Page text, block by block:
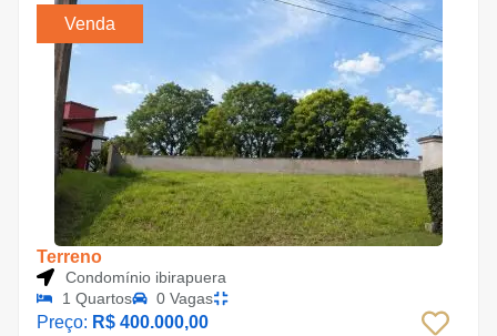
Venda
Terreno
Condomínio ibirapuera
1 Quartos
0 Vagas
Preço: R$ 400.000,00